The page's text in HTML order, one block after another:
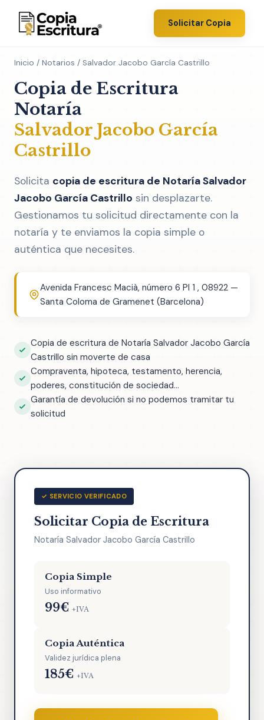
Solicitar Copia
Inicio / Notarios / Salvador Jacobo García Castrillo
Copia de Escritura
Notaría
Salvador Jacobo García
Castrillo
Solicita copia de escritura de Notaría Salvador
Jacobo García Castrillo sin desplazarte.
Gestionamos tu solicitud directamente con la
notaría y te enviamos la copia simple o
auténtica que necesites.
Avenida Francesc Macià, número 6 Pl 1 , 08922 —
Santa Coloma de Gramenet (Barcelona)
Copia de escritura de Notaría Salvador Jacobo García
Castrillo sin moverte de casa
Compraventa, hipoteca, testamento, herencia,
poderes, constitución de sociedad...
Garantía de devolución si no podemos tramitar tu
solicitud
✓ SERVICIO VERIFICADO
Solicitar Copia de Escritura
Notaría Salvador Jacobo García Castrillo
Copia Simple
Uso informativo
99€ +IVA
Copia Auténtica
Validez jurídica plena
185€ +IVA